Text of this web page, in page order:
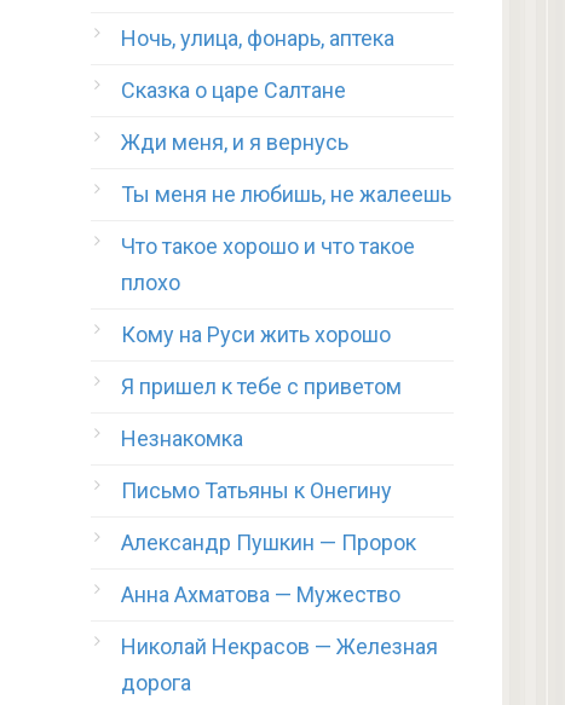
Ночь, улица, фонарь, аптека
Сказка о царе Салтане
Жди меня, и я вернусь
Ты меня не любишь, не жалеешь
Что такое хорошо и что такое
плохо
Кому на Руси жить хорошо
Я пришел к тебе с приветом
Незнакомка
Письмо Татьяны к Онегину
Александр Пушкин — Пророк
Анна Ахматова — Мужество
Николай Некрасов — Железная
дорога